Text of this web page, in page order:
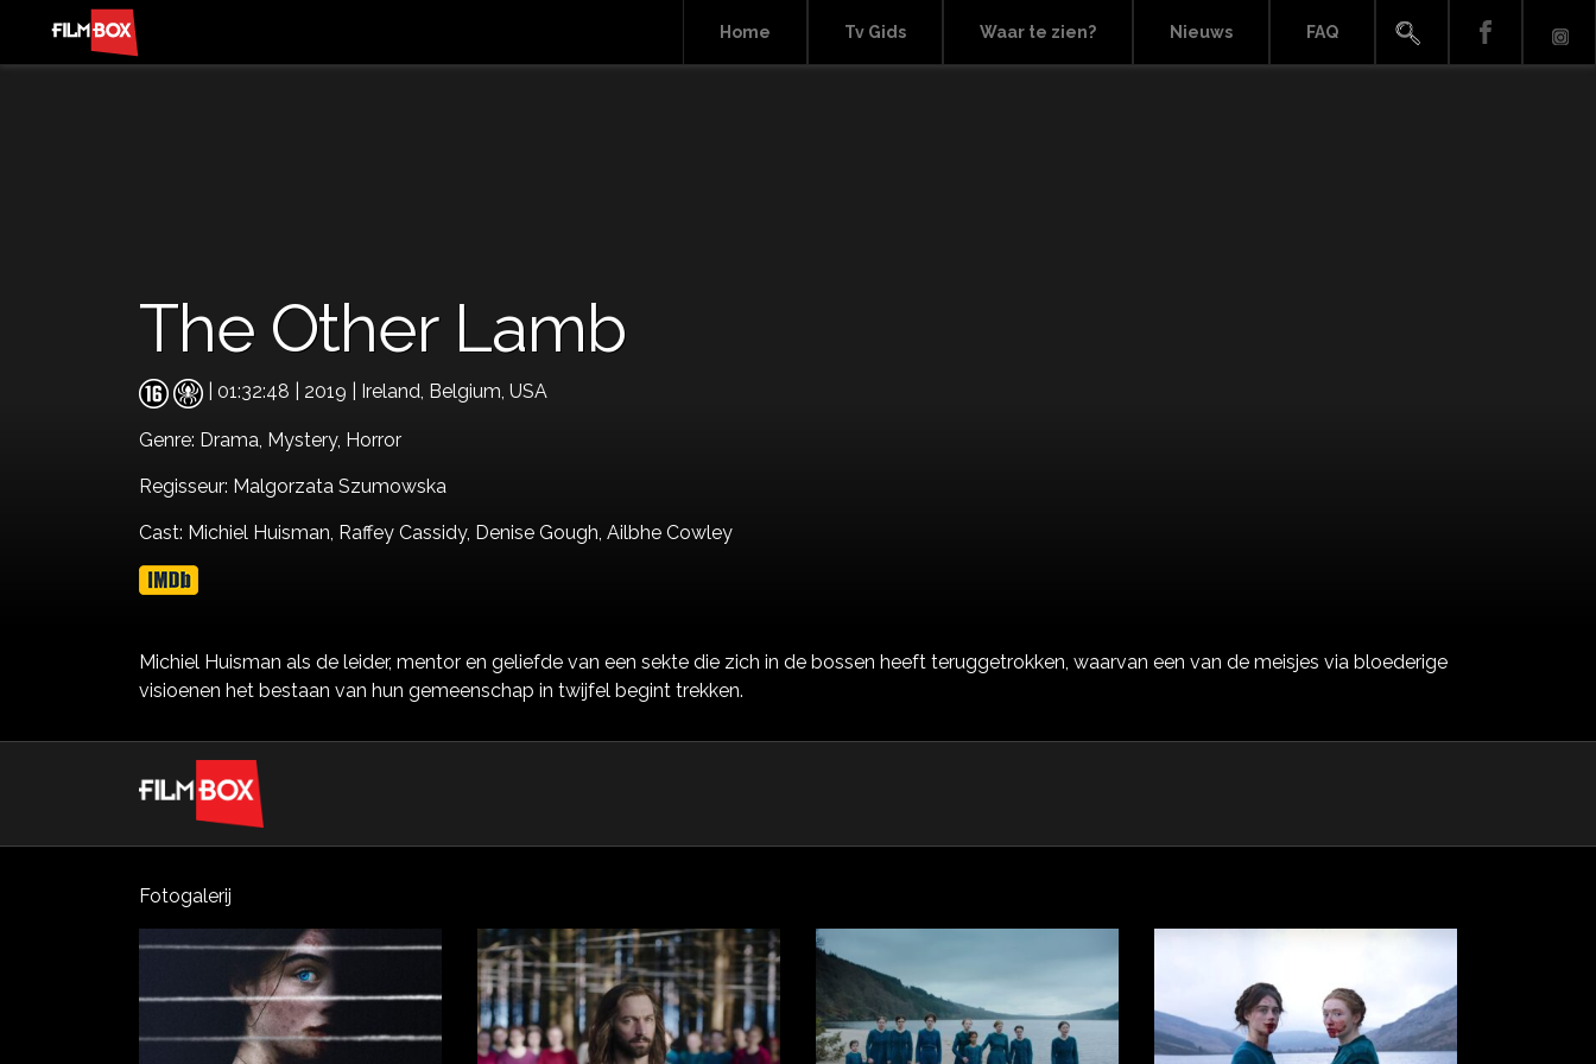
Home Tv Gids Waar te zien? Nieuws FAQ
The Other Lamb
| 01:32:48 | 2019 | Ireland, Belgium, USA
Genre: Drama, Mystery, Horror
Regisseur: Malgorzata Szumowska
Cast: Michiel Huisman, Raffey Cassidy, Denise Gough, Ailbhe Cowley
Michiel Huisman als de leider, mentor en geliefde van een sekte die zich in de bossen heeft teruggetrokken, waarvan een van de meisjes via bloederige
visioenen het bestaan van hun gemeenschap in twijfel begint trekken.
Fotogalerij